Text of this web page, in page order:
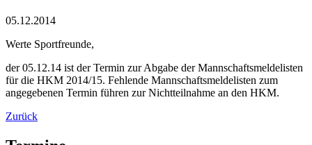
05.12.2014
Werte Sportfreunde,
der 05.12.14 ist der Termin zur Abgabe der Mannschaftsmeldelisten
für die HKM 2014/15. Fehlende Mannschaftsmeldelisten zum
angegebenen Termin führen zur Nichtteilnahme an den HKM.
Zurück